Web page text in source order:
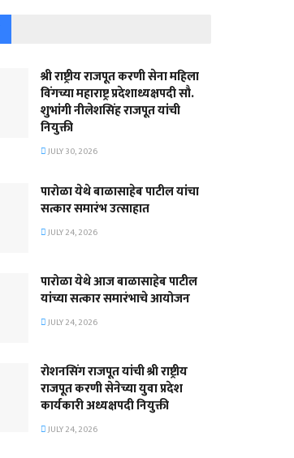
श्री राष्ट्रीय राजपूत करणी सेना महिला
विंगच्या महाराष्ट्र प्रदेशाध्यक्षपदी सौ.
शुभांगी नीलेशसिंह राजपूत यांची
नियुक्ती
JULY 30, 2026
पारोळा येथे बाळासाहेब पाटील यांचा
सत्कार समारंभ उत्साहात
JULY 24, 2026
पारोळा येथे आज बाळासाहेब पाटील
यांच्या सत्कार समारंभाचे आयोजन
JULY 24, 2026
रोशनसिंग राजपूत यांची श्री राष्ट्रीय
राजपूत करणी सेनेच्या युवा प्रदेश
कार्यकारी अध्यक्षपदी नियुक्ती
JULY 24, 2026